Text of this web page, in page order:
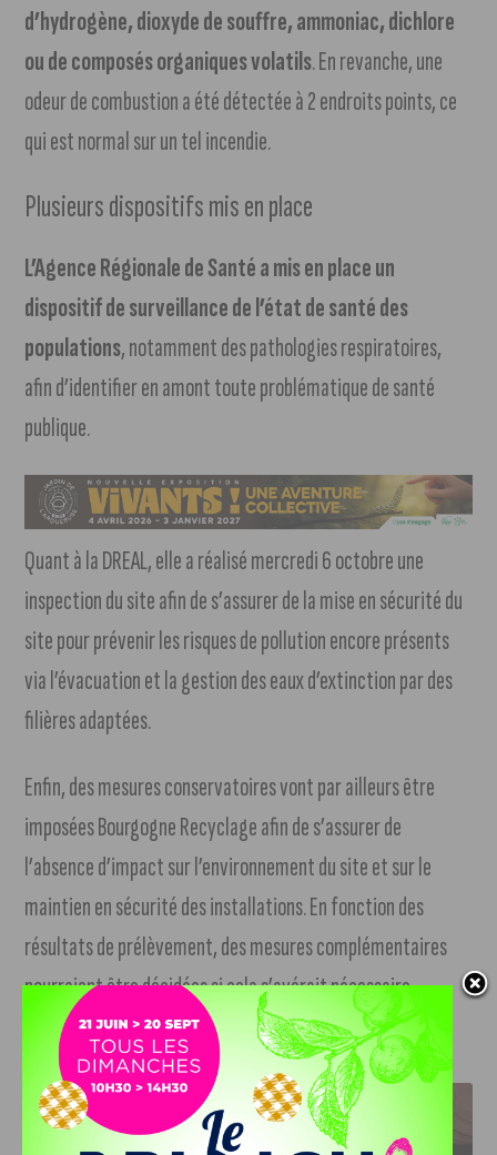
d’hydrogène, dioxyde de souffre, ammoniac, dichlore
ou de composés organiques volatils. En revanche, une
odeur de combustion a été détectée à 2 endroits points, ce
qui est normal sur un tel incendie.
Plusieurs dispositifs mis en place
L’Agence Régionale de Santé a mis en place un
dispositif de surveillance de l’état de santé des
populations, notamment des pathologies respiratoires,
afin d’identifier en amont toute problématique de santé
publique.
Quant à la DREAL, elle a réalisé mercredi 6 octobre une
inspection du site afin de s’assurer de la mise en sécurité du
site pour prévenir les risques de pollution encore présents
via l’évacuation et la gestion des eaux d’extinction par des
filières adaptées.
Enfin, des mesures conservatoires vont par ailleurs être
imposées Bourgogne Recyclage afin de s’assurer de
l’absence d’impact sur l’environnement du site et sur le
maintien en sécurité des installations. En fonction des
résultats de prélèvement, des mesures complémentaires
pourraient être décidées si cela s’avérait nécessaire.
J'AIME LE DFCO